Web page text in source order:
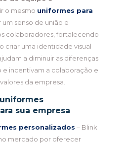
o mesmo uniformes para
senso de união e
colaboradores, fortalecendo
criar uma identidade visual
a diminuir as diferenças
e incentivam a colaboração e
da empresa.
sua empresa
personalizados – Blink
mercado por oferecer